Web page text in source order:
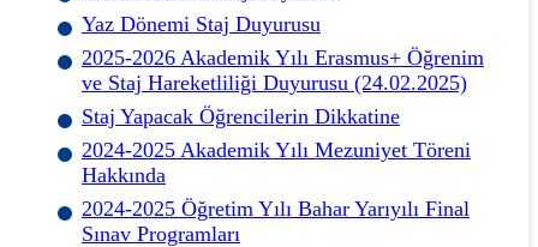
Yaz Dönemi Staj Duyurusu
2025-2026 Akademik Yılı Erasmus+ Öğrenim
ve Staj Hareketliliği Duyurusu (24.02.2025)
Staj Yapacak Öğrencilerin Dikkatine
2024-2025 Akademik Yılı Mezuniyet Töreni
Hakkında
2024-2025 Öğretim Yılı Bahar Yarıyılı Final
Sınav Programları